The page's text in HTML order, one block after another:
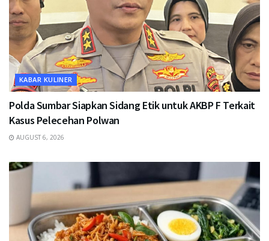
KABAR KULINER
Polda Sumbar Siapkan Sidang Etik untuk AKBP F Terkait
Kasus Pelecehan Polwan
AUGUST 6, 2026